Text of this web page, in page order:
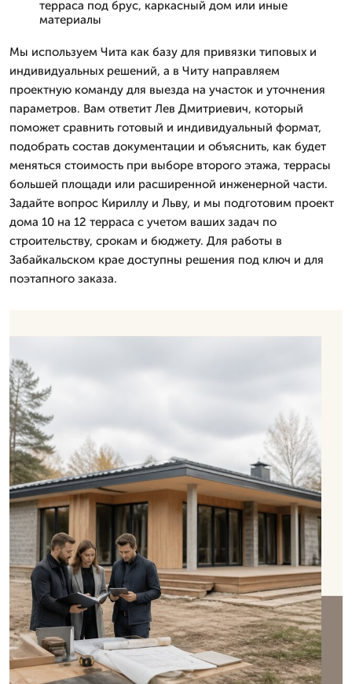
терраса под брус, каркасный дом или иные
материалы
Мы используем Чита как базу для привязки типовых и
индивидуальных решений, а в Читу направляем
проектную команду для выезда на участок и уточнения
параметров. Вам ответит Лев Дмитpиевич, который
поможет сравнить готовый и индивидуальный формат,
подобрать состав документации и объяснить, как будет
меняться стоимость при выборе второго этажа, террасы
большей площади или расширенной инженерной части.
Задайте вопрос Кириллу и Льву, и мы подготовим проект
дома 10 на 12 терраса с учетом ваших задач по
строительству, срокам и бюджету. Для работы в
Забайкальском крае доступны решения под ключ и для
поэтапного заказа.